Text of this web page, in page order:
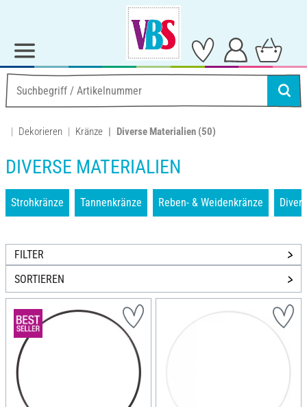
Dekorieren Kränze Diverse Materialien (50)
DIVERSE MATERIALIEN
Strohkränze Tannenkränze Reben- & Weidenkränze
FILTER
SORTIEREN